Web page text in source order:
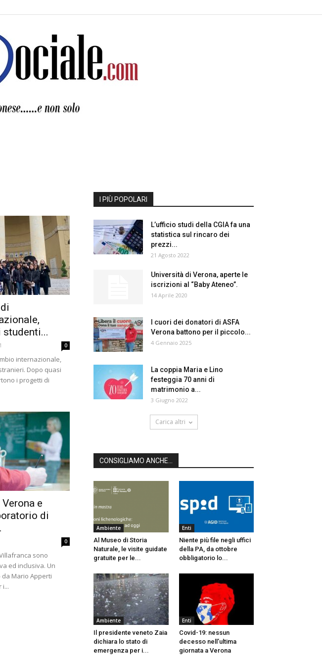
studenti...
0
internazionale,
Dopo quasi
i progetti di
e
di
0
sono
ed inclusiva. Un
Mario Apperti
I PIÙ POPOLARI
L’ufficio studi della CGIA fa una
statistica sul rincaro dei
prezzi...
21 Agosto 2022
Università di Verona, aperte le
iscrizioni al “Baby Ateneo”.
14 Aprile 2020
I cuori dei donatori di ASFA
Verona battono per il piccolo...
4 Gennaio 2025
La coppia Maria e Lino
festeggia 70 anni di
matrimonio a...
3 Giugno 2022
Carica altri
CONSIGLIAMO ANCHE...
Ambiente
Al Museo di Storia
Naturale, le visite guidate
gratuite per le...
Enti
Niente più file negli uffici
della PA, da ottobre
obbligatorio lo...
Ambiente
Il presidente veneto Zaia
dichiara lo stato di
emergenza per i...
Enti
Covid-19: nessun
decesso nell’ultima
giornata a Verona